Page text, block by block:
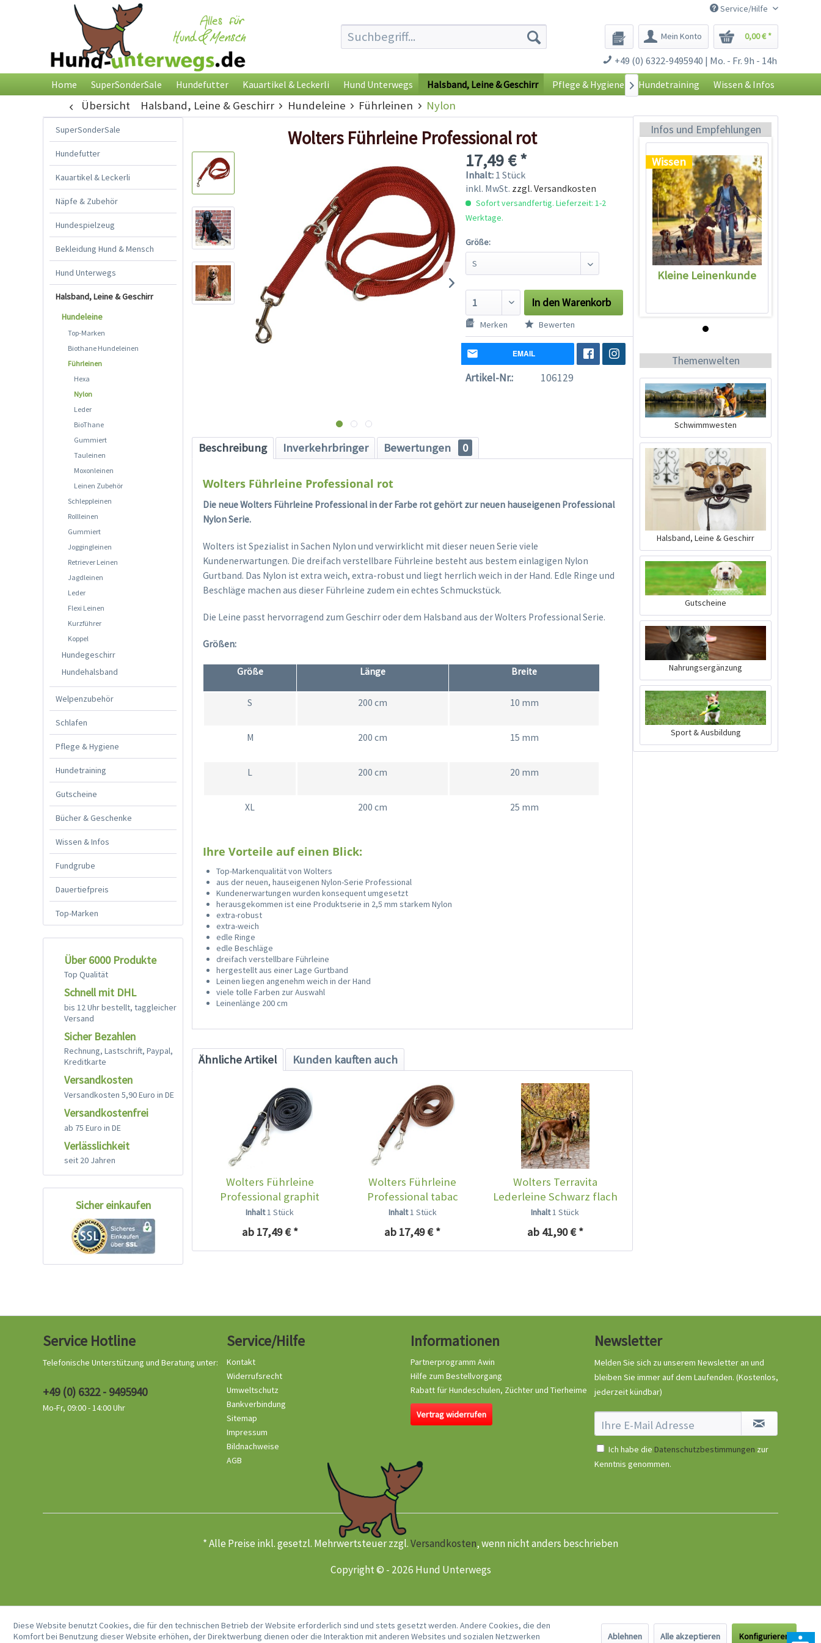
Service/Hilfe
Mein Konto 0,00 € *
+49 (0) 6322-9495940 | Mo. - Fr. 9h - 14h
Home SuperSonderSale Hundefutter Kauartikel & Leckerli Hund Unterwegs Halsband, Leine & Geschirr Pflege & Hygiene Hundetraining Wissen & Infos

Übersicht Halsband, Leine & Geschirr Hundeleine Führleinen Nylon
SuperSonderSale
Hundefutter
Kauartikel & Leckerli
Näpfe & Zubehör
Hundespielzeug
Bekleidung Hund & Mensch
Hund Unterwegs
Halsband, Leine & Geschirr
Hundeleine
Top-Marken
Biothane Hundeleinen
Führleinen
Hexa
Nylon
Leder
BioThane
Gummiert
Tauleinen
Moxonleinen
Leinen Zubehör
Schleppleinen
Rollleinen
Gummiert
Joggingleinen
Retriever Leinen
Jagdleinen
Leder
Flexi Leinen
Kurzführer
Koppel
Hundegeschirr
Hundehalsband
Welpenzubehör
Schlafen
Pflege & Hygiene
Hundetraining
Gutscheine
Bücher & Geschenke
Wissen & Infos
Fundgrube
Dauertiefpreis
Top-Marken
Über 6000 Produkte
Top Qualität
Schnell mit DHL
bis 12 Uhr bestellt, taggleicher
Versand
Sicher Bezahlen
Rechnung, Lastschrift, Paypal,
Kreditkarte
Versandkosten
Versandkosten 5,90 Euro in DE
Versandkostenfrei
ab 75 Euro in DE
Verlässlichkeit
seit 20 Jahren
Sicher einkaufen
Wolters Führleine Professional rot
17,49 € *
Inhalt: 1 Stück
inkl. MwSt. zzgl. Versandkosten
Sofort versandfertig. Lieferzeit: 1-2
Werktage.
Größe:
In den Warenkorb
Merken Bewerten
EMAIL
Artikel-Nr.: 106129
Beschreibung Inverkehrbringer Bewertungen 0
Wolters Führleine Professional rot
Die neue Wolters Führleine Professional in der Farbe rot gehört zur neuen hauseigenen Professional
Nylon Serie.
Wolters ist Spezialist in Sachen Nylon und verwirklicht mit dieser neuen Serie viele
Kundenerwartungen. Die dreifach verstellbare Führleine besteht aus bestem einlagigen Nylon
Gurtband. Das Nylon ist extra weich, extra-robust und liegt herrlich weich in der Hand. Edle Ringe und
Beschläge machen aus dieser Führleine zudem ein echtes Schmuckstück.
Die Leine passt hervorragend zum Geschirr oder dem Halsband aus der Wolters Professional Serie.
Größen:
Größe Länge Breite
S 200 cm 10 mm
M 200 cm 15 mm
L 200 cm 20 mm
XL 200 cm 25 mm
Ihre Vorteile auf einen Blick:
Top-Markenqualität von Wolters
aus der neuen, hauseigenen Nylon-Serie Professional
Kundenerwartungen wurden konsequent umgesetzt
herausgekommen ist eine Produktserie in 2,5 mm starkem Nylon
extra-robust
extra-weich
edle Ringe
edle Beschläge
dreifach verstellbare Führleine
hergestellt aus einer Lage Gurtband
Leinen liegen angenehm weich in der Hand
viele tolle Farben zur Auswahl
Leinenlänge 200 cm
Ähnliche Artikel Kunden kauften auch
Wolters Führleine
Professional graphit
Inhalt1 Stück
ab 17,49 € *
Wolters Führleine
Professional tabac
Inhalt1 Stück
ab 17,49 € *
Wolters Terravita
Lederleine Schwarz flach
Inhalt1 Stück
ab 41,90 € *
Infos und Empfehlungen
Kleine Leinenkunde
Wissen
Kleine Leinenkunde
Kleine Leinenkunde
Themenwelten
Schwimmwesten
Halsband, Leine & Geschirr
Gutscheine
Nahrungsergänzung
Sport & Ausbildung
Service Hotline
Telefonische Unterstützung und Beratung unter:
+49 (0) 6322 - 9495940
Mo-Fr, 09:00 - 14:00 Uhr
Service/Hilfe
Kontakt
Widerrufsrecht
Umweltschutz
Bankverbindung
Sitemap
Impressum
Bildnachweise
AGB
Informationen
Partnerprogramm Awin
Hilfe zum Bestellvorgang
Rabatt für Hundeschulen, Züchter und Tierheime
Vertrag widerrufen
Newsletter
Melden Sie sich zu unserem Newsletter an und
bleiben Sie immer auf dem Laufenden. (Kostenlos,
jederzeit kündbar)
Ich habe die Datenschutzbestimmungen zur
Kenntnis genommen.
* Alle Preise inkl. gesetzl. Mehrwertsteuer zzgl.Versandkosten, wenn nicht anders beschrieben
Copyright © - 2026 Hund Unterwegs
Diese Website benutzt Cookies, die für den technischen Betrieb der Website erforderlich sind und stets gesetzt werden. Andere Cookies, die den
Komfort bei Benutzung dieser Website erhöhen, der Direktwerbung dienen oder die Interaktion mit anderen Websites und sozialen Netzwerken
Ablehnen Alle akzeptieren Konfigurieren